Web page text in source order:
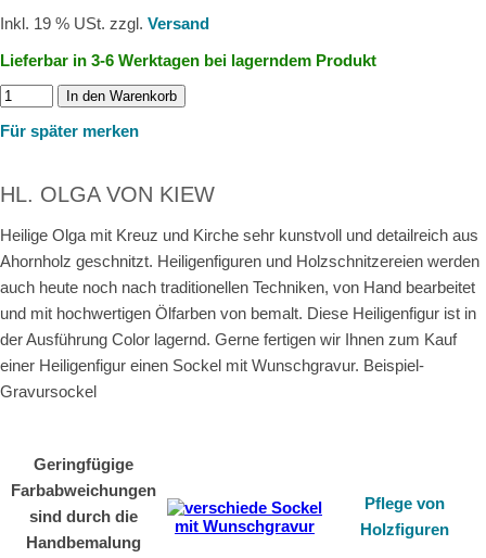
Inkl. 19 % USt. zzgl. Versand
Lieferbar in 3-6 Werktagen bei lagerndem Produkt
In den Warenkorb
Für später merken
HL. OLGA VON KIEW
Heilige Olga mit Kreuz und Kirche sehr kunstvoll und detailreich aus
Ahornholz geschnitzt. Heiligenfiguren und Holzschnitzereien werden
auch heute noch nach traditionellen Techniken, von Hand bearbeitet
und mit hochwertigen Ölfarben von bemalt. Diese Heiligenfigur ist in
der Ausführung Color lagernd. Gerne fertigen wir Ihnen zum Kauf
einer Heiligenfigur einen Sockel mit Wunschgravur. Beispiel-
Gravursockel
Geringfügige
Farbabweichungen
sind durch die
Handbemalung
Pflege von
Holzfiguren